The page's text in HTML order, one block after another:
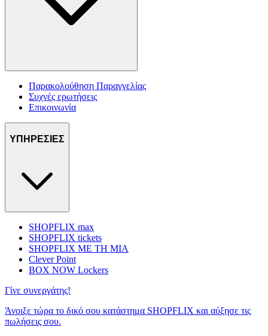
Παρακολούθηση Παραγγελίας
Συχνές ερωτήσεις
Επικοινωνία
ΥΠΗΡΕΣΙΕΣ
SHOPFLIX max
SHOPFLIX tickets
SHOPFLIX ΜΕ ΤΗ ΜΙΑ
Clever Point
BOX NOW Lockers
Γίνε συνεργάτης!
Άνοιξε τώρα το δικό σου κατάστημα SHOPFLIX και αύξησε τις
πωλήσεις σου.